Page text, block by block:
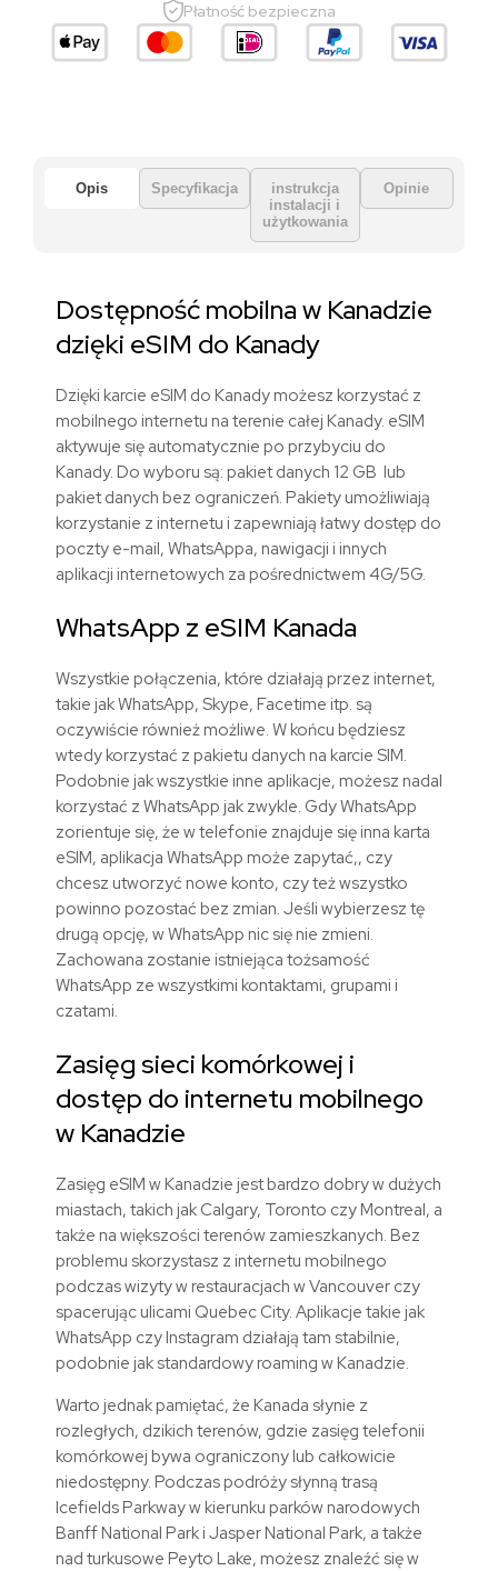
Płatność bezpieczna
Opis Specyfikacja
instrukcja
instalacji i
użytkowania
Opinie
Dostępność mobilna w Kanadzie
dzięki eSIM do Kanady
Dzięki karcie eSIM do Kanady możesz korzystać z
mobilnego internetu na terenie całej Kanady. eSIM
aktywuje się automatycznie po przybyciu do
Kanady. Do wyboru są: pakiet danych 12 GB lub
pakiet danych bez ograniczeń. Pakiety umożliwiają
korzystanie z internetu i zapewniają łatwy dostęp do
poczty e-mail, WhatsAppa, nawigacji i innych
aplikacji internetowych za pośrednictwem 4G/5G.
WhatsApp z eSIM Kanada
Wszystkie połączenia, które działają przez internet,
takie jak WhatsApp, Skype, Facetime itp. są
oczywiście również możliwe. W końcu będziesz
wtedy korzystać z pakietu danych na karcie SIM.
Podobnie jak wszystkie inne aplikacje, możesz nadal
korzystać z WhatsApp jak zwykle. Gdy WhatsApp
zorientuje się, że w telefonie znajduje się inna karta
eSIM, aplikacja WhatsApp może zapytać,, czy
chcesz utworzyć nowe konto, czy też wszystko
powinno pozostać bez zmian. Jeśli wybierzesz tę
drugą opcję, w WhatsApp nic się nie zmieni.
Zachowana zostanie istniejąca tożsamość
WhatsApp ze wszystkimi kontaktami, grupami i
czatami.
Zasięg sieci komórkowej i
dostęp do internetu mobilnego
w Kanadzie
Zasięg eSIM w Kanadzie jest bardzo dobry w dużych
miastach, takich jak Calgary, Toronto czy Montreal, a
także na większości terenów zamieszkanych. Bez
problemu skorzystasz z internetu mobilnego
podczas wizyty w restauracjach w Vancouver czy
spacerując ulicami Quebec City. Aplikacje takie jak
WhatsApp czy Instagram działają tam stabilnie,
podobnie jak standardowy roaming w Kanadzie.
Warto jednak pamiętać, że Kanada słynie z
rozległych, dzikich terenów, gdzie zasięg telefonii
komórkowej bywa ograniczony lub całkowicie
niedostępny. Podczas podróży słynną trasą
Icefields Parkway w kierunku parków narodowych
Banff National Park i Jasper National Park, a także
nad turkusowe Peyto Lake, możesz znaleźć się w